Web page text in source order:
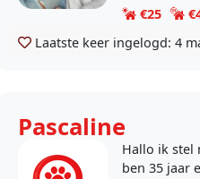
€25
Laatste keer ingelogd: 4
Pascaline
Hallo ik stel
ben 35 jaar